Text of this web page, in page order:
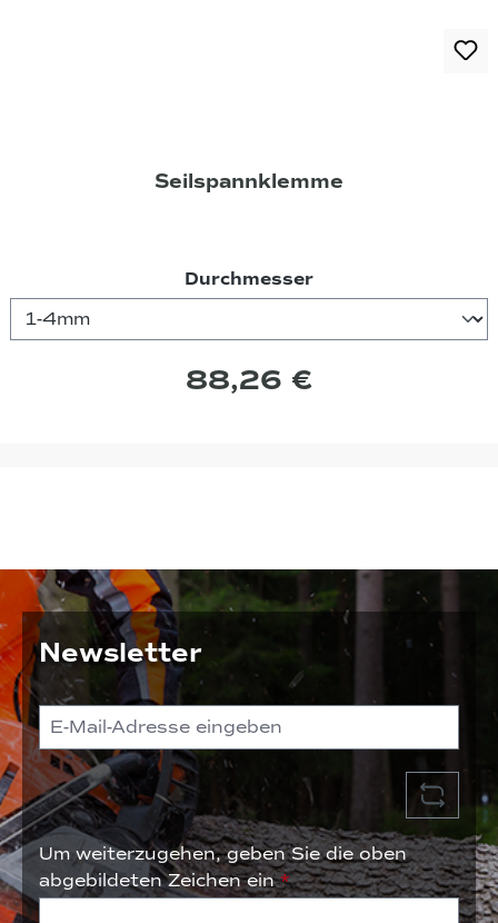
Seilspannklemme
Durchmesserauswählen
88,26 €
Newsletter
Um weiterzugehen, geben Sie die oben
abgebildeten Zeichen ein*